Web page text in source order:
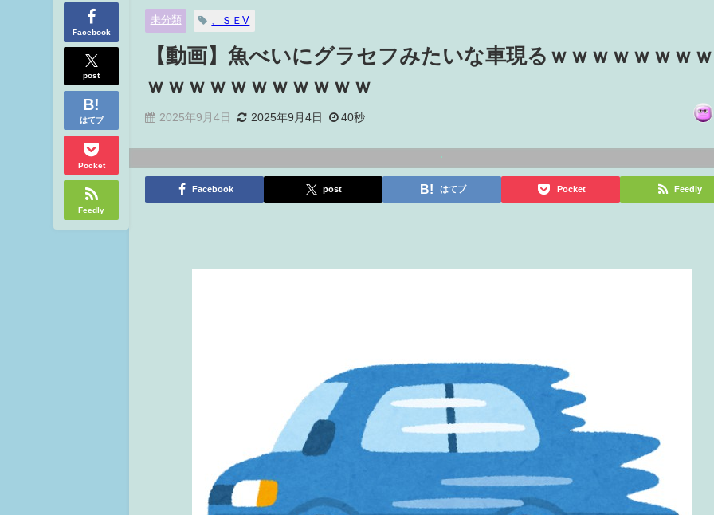
Facebook
post
はてブ
Pocket
Feedly
未分類 、ＳＥV
【動画】魚べいにグラセフみたいな車現るｗｗｗｗｗｗｗ
ｗｗｗｗｗｗｗｗｗｗｗ
2025年9月4日 2025年9月4日 40秒
Facebook post はてブ Pocket Feedly